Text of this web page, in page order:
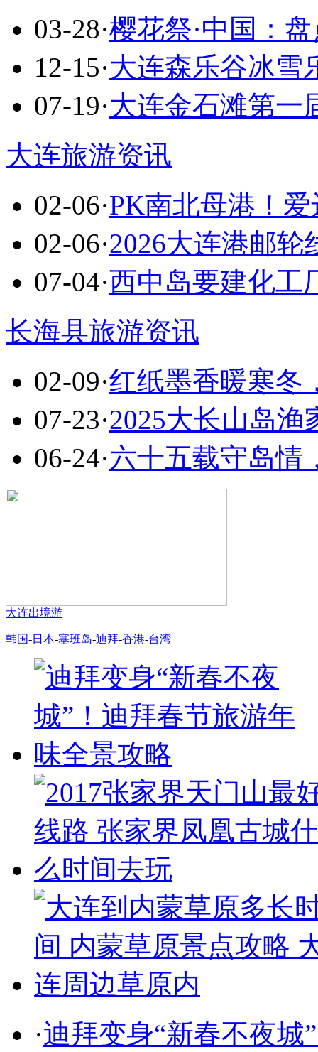
03-28·樱花祭·中国：
12-15·大连森乐谷冰雪
07-19·大连金石滩第一
大连旅游资讯
02-06·PK南北母港！
02-06·2026大连港邮轮
07-04·西中岛要建化工
长海县旅游资讯
02-09·红纸墨香暖寒冬
07-23·2025大长山岛渔
06-24·六十五载守岛情
大连出境游
韩国-日本-塞班岛-迪拜-香港-台湾
·迪拜变身“新春不夜城